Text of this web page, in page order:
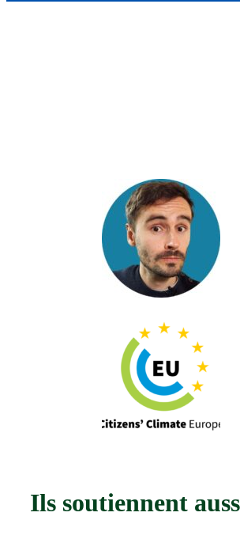
Ils soutiennent